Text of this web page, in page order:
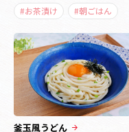
#お茶漬け #朝ごはん
釜玉風うどん